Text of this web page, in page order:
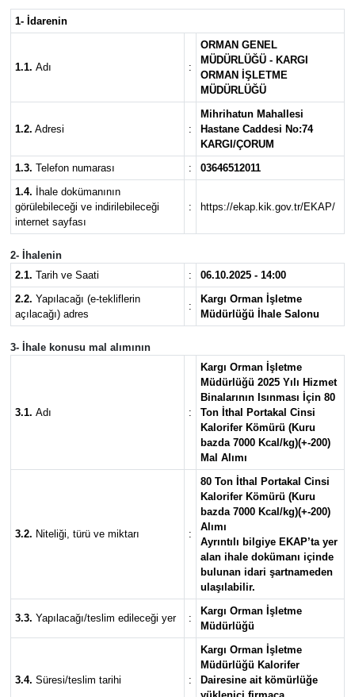
1- İdarenin
1.1. Adı :
ORMAN GENEL
MÜDÜRLÜĞÜ - KARGI
ORMAN İŞLETME
MÜDÜRLÜĞÜ
1.2. Adresi :
Mihrihatun Mahallesi
Hastane Caddesi No:74
KARGI/ÇORUM
1.3. Telefon numarası :
03646512011
1.4. İhale dokümanının
görülebileceği ve indirilebileceği
internet sayfası
: https://ekap.kik.gov.tr/EKAP/
2- İhalenin
2.1. Tarih ve Saati :
06.10.2025 - 14:00
2.2. Yapılacağı (e-tekliflerin
açılacağı) adres
:
Kargı Orman İşletme
Müdürlüğü İhale Salonu
3- İhale konusu mal alımının
3.1. Adı :
Kargı Orman İşletme
Müdürlüğü 2025 Yılı Hizmet
Binalarının Isınması İçin 80
Ton İthal Portakal Cinsi
Kalorifer Kömürü (Kuru
bazda 7000 Kcal/kg)(+-200)
Mal Alımı
3.2. Niteliği, türü ve miktarı :
80 Ton İthal Portakal Cinsi
Kalorifer Kömürü (Kuru
bazda 7000 Kcal/kg)(+-200)
Alımı
Ayrıntılı bilgiye EKAP’ta yer
alan ihale dokümanı içinde
bulunan idari şartnameden
ulaşılabilir.
3.3. Yapılacağı/teslim edileceği yer :
Kargı Orman İşletme
Müdürlüğü
3.4. Süresi/teslim tarihi :
Kargı Orman İşletme
Müdürlüğü Kalorifer
Dairesine ait kömürlüğe
İLÇELER
OTOPARK